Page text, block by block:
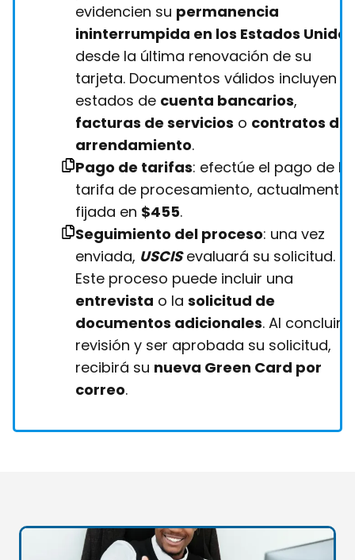
evidencien su permanencia
ininterrumpida en los Estados Unidos
desde la última renovación de su
tarjeta. Documentos válidos incluyen
estados de cuenta bancarios,
facturas de servicios o contratos de
arrendamiento.
Pago de tarifas: efectúe el pago de la
tarifa de procesamiento, actualmente
fijada en $455.
Seguimiento del proceso: una vez
enviada, USCISevaluará su solicitud.
Este proceso puede incluir una
entrevista o la solicitud de
documentos adicionales. Al concluir
revisión y ser aprobada su solicitud,
recibirá su nueva Green Card por
correo.